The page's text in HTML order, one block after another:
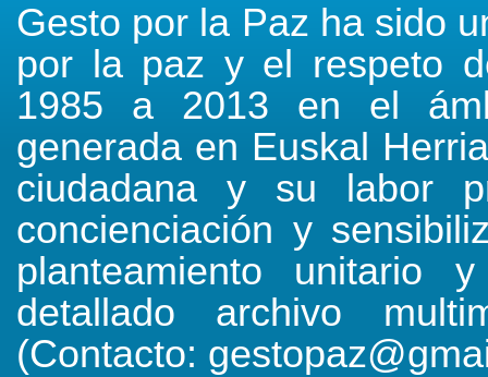
Gesto por la Paz ha sido
por la paz y el respeto
1985 a 2013 en el
generada en Euskal
ciudadana y su labor
concienciación y
planteamiento unitario
detallado archivo
(Contacto: